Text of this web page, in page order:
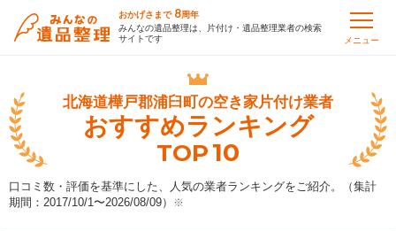
おかげさまで 8周年
みんなの遺品整理は、片付け・遺品整理業者の検索
サイトです
メニュー
北海道樺戸郡浦臼町の空き家片付け業者
おすすめランキング
TOP10
口コミ数・評価を基準にした、人気の業者ランキングをご紹介。（集計
期間：2017/10/1〜2026/08/09） ※